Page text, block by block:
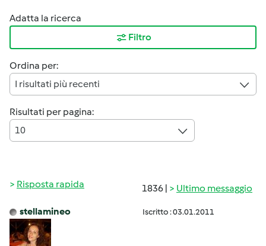
Adatta la ricerca
Filtro
Ordina per:
I risultati più recenti
Risultati per pagina:
10
1836 | Ultimo messaggio
Risposta rapida
stellamineo Iscritto : 03.01.2011